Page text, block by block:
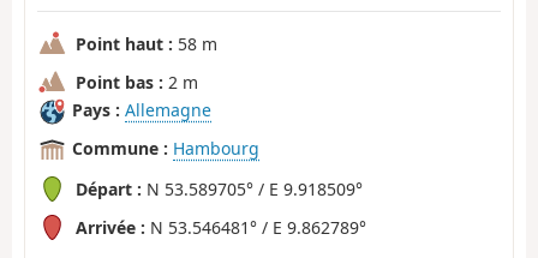
Point haut : 58 m
Point bas : 2 m
Pays : Allemagne
Commune : Hambourg
Départ : N 53.589705° / E 9.918509°
Arrivée : N 53.546481° / E 9.862789°